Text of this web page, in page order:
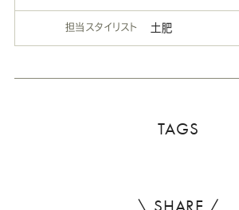
担当スタイリスト 土肥
TAGS